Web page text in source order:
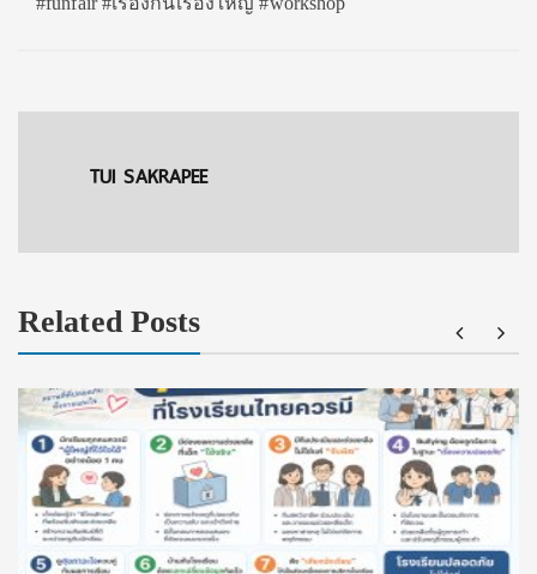
TUI SAKRAPEE
Related Posts